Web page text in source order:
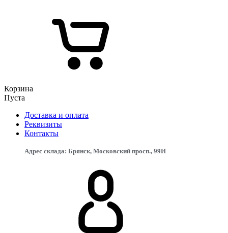
Корзина
Пуста
Доставка и оплата
Реквизиты
Контакты
Адрес склада: Брянск, Московский просп., 99И